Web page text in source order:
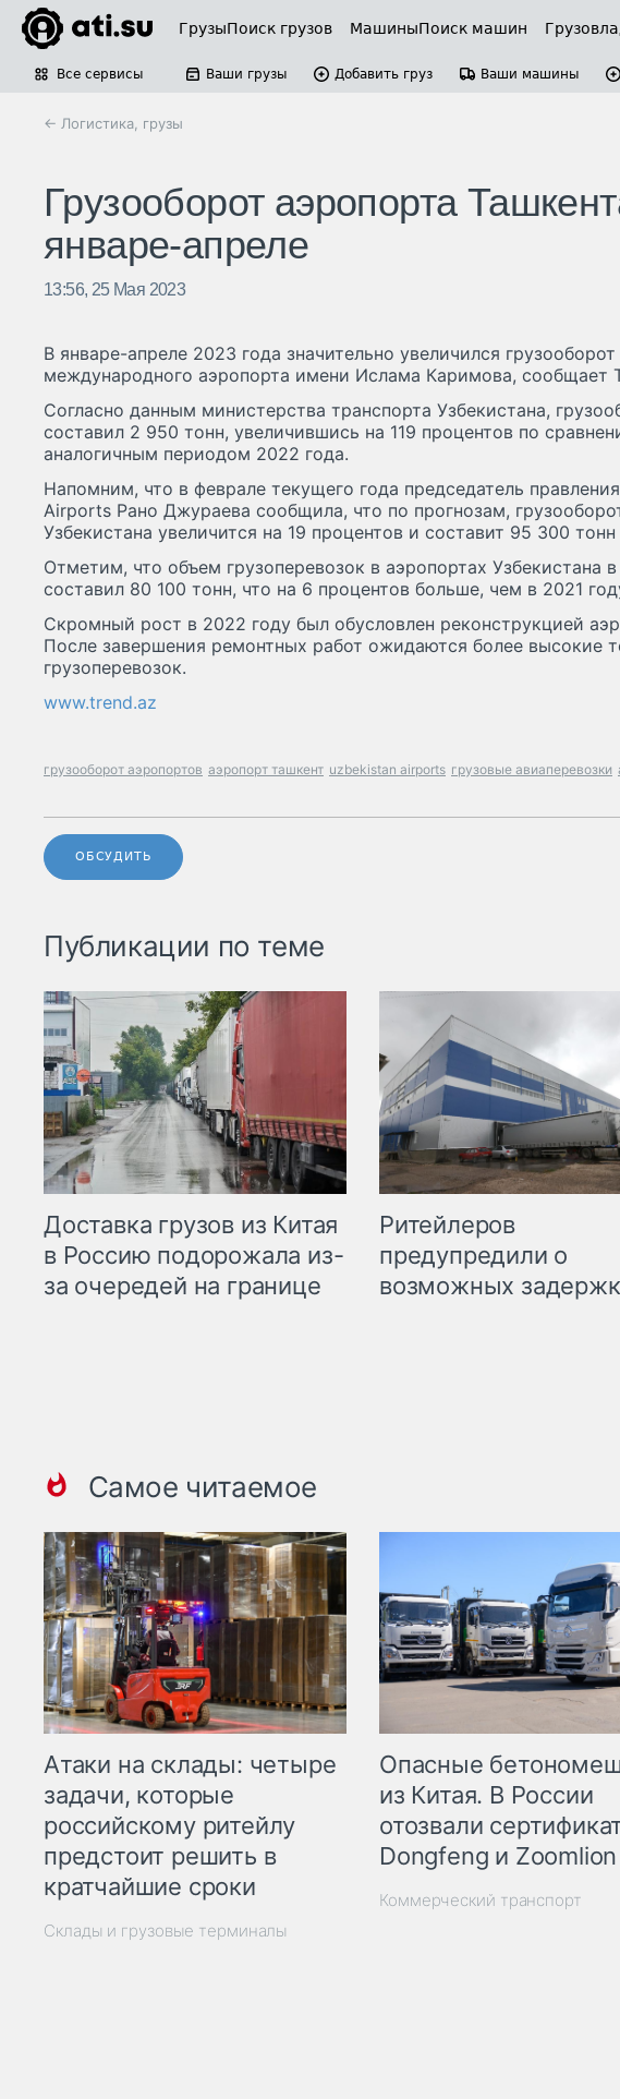
ГрузыПоиск грузов МашиныПоиск машин
Все сервисы Ваши грузы Добавить груз Ваши машины
← Логистика, грузы
Грузооборот аэропорта
январе-апреле
13:56, 25 Мая 2023
В январе-апреле 2023 года значительно увеличился
международного аэропорта имени Ислама Каримова, сообщает
Согласно данным министерства транспорта Узбекистана,
составил 2 950 тонн, увеличившись на 119 процентов по
аналогичным периодом 2022 года.
Напомним, что в феврале текущего года председатель
Airports Рано Джураева сообщила, что по прогнозам,
Узбекистана увеличится на 19 процентов и составит 95 300
Отметим, что объем грузоперевозок в аэропортах Узбекистана
составил 80 100 тонн, что на 6 процентов больше, чем в 2021
Скромный рост в 2022 году был обусловлен реконструкцией
После завершения ремонтных работ ожидаются более высокие
грузоперевозок.
www.trend.az
грузооборот аэропортов аэропорт ташкент uzbekistan airports грузовые авиаперевозки
ОБСУДИТЬ
Публикации по теме
Доставка грузов из Китая
в Россию подорожала из-
за очередей на границе
Ритейлеров
предупредили о
возможных
Самое читаемое
Атаки на склады: четыре
задачи, которые
российскому ритейлу
предстоит решить в
кратчайшие сроки
Склады и грузовые терминалы
Опасные
из Китая. В России
отозвали
Dongfeng и Zoomlion
Коммерческий транспорт